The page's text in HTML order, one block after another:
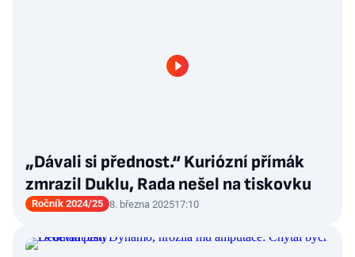
„Dávali si přednost.“ Kuriózní přímák
zmrazil Duklu, Rada nešel na tiskovku
Ročník 2024/25 8. března 202517:10